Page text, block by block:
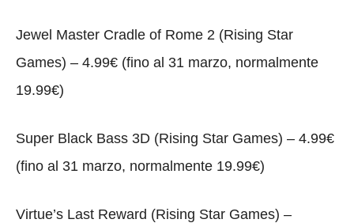
Jewel Master Cradle of Rome 2 (Rising Star
Games) – 4.99€ (fino al 31 marzo, normalmente
19.99€)
Super Black Bass 3D (Rising Star Games) – 4.99€
(fino al 31 marzo, normalmente 19.99€)
Virtue’s Last Reward (Rising Star Games) –